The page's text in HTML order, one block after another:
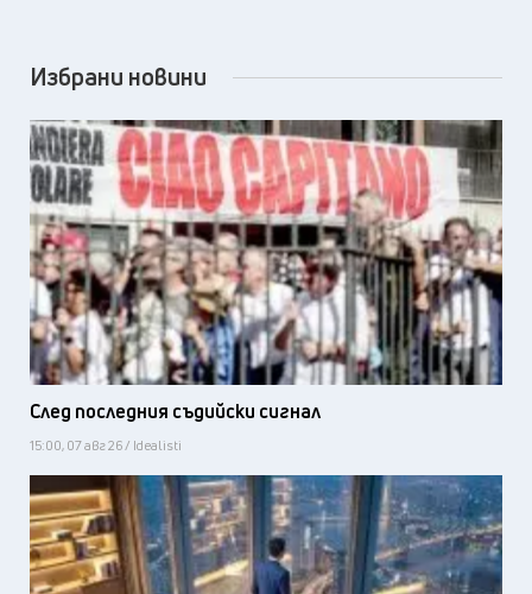
Избрани новини
След последния съдийски сигнал
15:00, 07 авг 26 / Idealisti